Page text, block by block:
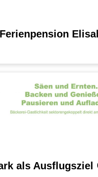
als Ausflugsziel